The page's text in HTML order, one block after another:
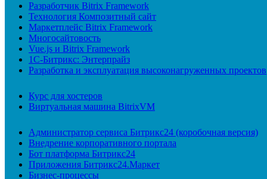
Разработчик Bitrix Framework
Технология Композитный сайт
Маркетплейс Bitrix Framework
Многосайтовость
Vue.js и Bitrix Framework
1С-Битрикс: Энтерпрайз
Разработка и эксплуатация высоконагруженных проектов
Курс для хостеров
Виртуальная машина BitrixVM
Администратор сервиса Битрикс24 (коробочная версия)
Внедрение корпоративного портала
Бот платформа Битрикс24
Приложения Битрикс24.Маркет
Бизнес-процессы